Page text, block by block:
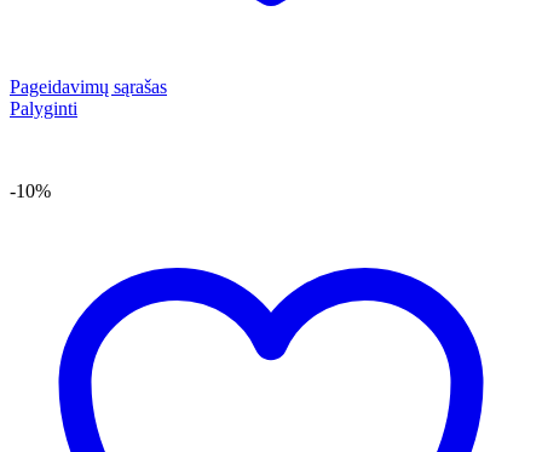
Pageidavimų sąrašas
Palyginti
-10%